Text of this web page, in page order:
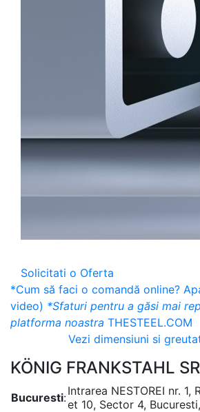
Solicitati o Oferta
*Cum să faci o comandă online?
video) *Sfaturi pentru a găsi mai
platforma noastra THESTEEL.COM
Vezi dimensiuni si
KÖNIG FRANKSTAHL
Bucuresti:Intrarea NESTOREI nr. 1,
et 10, Sector 4,